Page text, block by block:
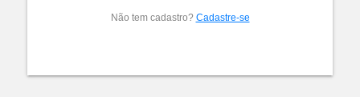
Não tem cadastro? Cadastre-se